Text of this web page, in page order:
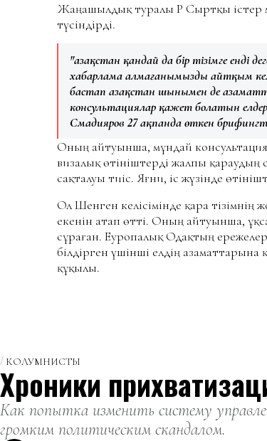
Жаңашылдық туралы ҚР Сыртқы істер
түсіндірді.
"Қазақстан қандай да бір тізімге енді
хабарлама алмағанымызды айтқым
бастап Қазақстан шынымен де
консультациялар қажет болатын
Смадияров 27 ақпанда өткен
Оның айтуынша, мұндай
визалық өтініштерді жалпы қараудың
сақталуы тиіс. Яғни, іс жүзінде
Ол Шенген келісімінде қара
екенін атап өтті. Оның айтуынша,
сұраған. Еуропалық Одақтың
білдірген үшінші елдің
құқылы.
КОЛУМНИСТЫ
Хроники
Как попытка изменить систему
громким политическим скандалом.